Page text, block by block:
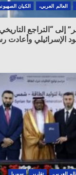
العالم العربي، الكيان
إلى “التراجع
الإسرائيلي
العربي، تقارير سوريا